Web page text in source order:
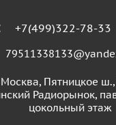
+7(499)322-78-33
Москва, Пятницкое
Радиорынок,
цокольный этаж